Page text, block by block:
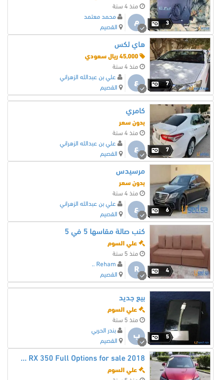
3
منذ 4 سنة
م
محمد معتمد
القصيم
7
هاي لكس
منذ 4 سنة
ع
علي بن عبدالله الزهراني
القصيم
7
كامري
بدون سعر
منذ 4 سنة
ع
علي بن عبدالله الزهراني
القصيم
6
مرسيدس
بدون سعر
منذ 4 سنة
ع
علي بن عبدالله الزهراني
القصيم
4
كنب صالة مقاسها 5 في 5
علي السوم
منذ 5 سنة
R
Reham ..
القصيم
5
بيع جديد
علي السوم
منذ 5 سنة
ب
بندر الحربي
القصيم
2018 Lexus RX 350 Full Options for sale
علي السوم